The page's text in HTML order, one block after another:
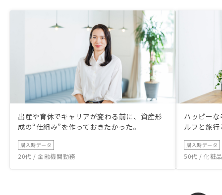
出産や育休でキャリアが変わる前に、資産形
成の“仕組み”を作っておきたかった。
購入時データ
20代 / 金融機関勤務
ハッピー
ルフと旅
購入時データ
50代 / 化粧